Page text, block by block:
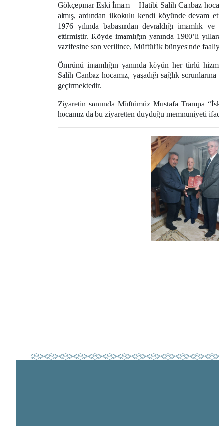
Gökçepınar Eski İmam – Hatibi Salih Canbaz
almış, ardından ilkokulu kendi köyünde devam
1976 yılında babasından devraldığı imamlık
ettirmiştir. Köyde imamlığın yanında 1980’li
vazifesine son verilince, Müftülük bünyesinde
Ömrünü imamlığın yanında köyün her türlü
Salih Canbaz hocamız, yaşadığı sağlık
geçirmektedir.
Ziyaretin sonunda Müftümüz Mustafa Trampa
hocamız da bu ziyaretten duyduğu memnuniyeti